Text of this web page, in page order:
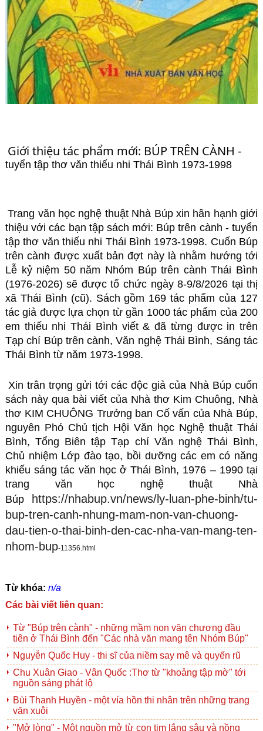
Giới thiệu tác phẩm mới: BÚP TRÊN CÀNH -
tuyển tập thơ văn thiếu nhi Thái Bình 1973-1998
Trang văn học nghệ thuật Nhà Búp xin hân hạnh giới
thiệu với các bạn tập sách mới: Búp trên cành - tuyển
tập thơ văn thiếu nhi Thái Bình 1973-1998. Cuốn Búp
trên cành được xuất bản đợt này là nhằm hướng tới
Lễ kỷ niệm 50 năm Nhóm Búp trên cành Thái Bình
(1976-2026) sẽ được tổ chức ngày 8-9/8/2026 tại thị
xã Thái Bình (cũ). Sách gồm 169 tác phẩm của 127
tác giả được lựa chọn từ gần 1000 tác phẩm của 200
em thiếu nhi Thái Bình viết & đã từng được in trên
Tạp chí Búp trên cành, Văn nghệ Thái Bình, Sáng tác
Thái Bình từ năm 1973-1998.
Xin trân trọng gửi tới các độc giả của Nhà Búp cuốn
sách này qua bài viết của Nhà thơ Kim Chuông, Nhà
thơ KIM CHUÔNG Trưởng ban Cố vấn của Nhà Búp,
nguyên Phó Chủ tịch Hội Văn học Nghệ thuật Thái
Bình, Tổng Biên tập Tạp chí Văn nghệ Thái Bình,
Chủ nhiệm Lớp đào tạo, bồi dưỡng các em có năng
khiếu sáng tác văn học ở Thái Bình, 1976 – 1990 tại
trang văn học nghệ thuật Nhà
Búp
https://nhabup.vn/news/ly-luan-phe-binh/tu-
bup-tren-canh-nhung-mam-non-van-chuong-
dau-tien-o-thai-binh-den-cac-nha-van-mang-ten-
nhom-bup-11356.html
Từ khóa: n/a
Các bài viết liên quan:
Từ "Búp trên cành" - những mầm non văn chương đầu
tiên ở Thái Bình đến "Các nhà văn mang tên Nhóm Búp"
Nguyễn Quốc Huy - thi sĩ của niềm say mê và quyến rũ
Chu Xuân Giao - Vân Quốc :Thơ từ "khoảng tập mờ" tới
nguồn sáng phát lộ
Bùi Thanh Huyền - một vía hồn thi nhân trên những trang
văn xuôi
"Mở lòng" - Một nguồn mở từ con tim lắng sâu và nồng